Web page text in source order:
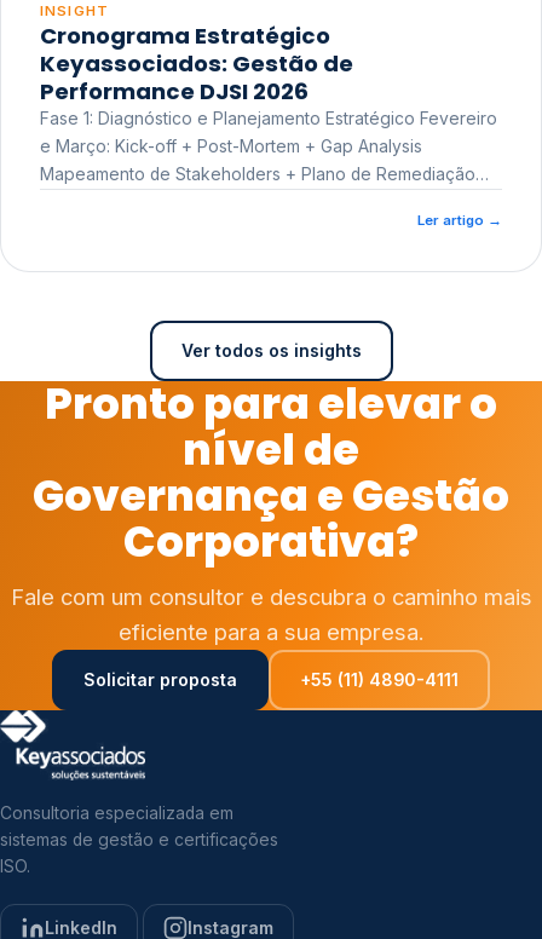
INSIGHT
Cronograma Estratégico
Keyassociados: Gestão de
Performance DJSI 2026
Fase 1: Diagnóstico e Planejamento Estratégico Fevereiro
e Março: Kick-off + Post-Mortem + Gap Analysis
Mapeamento de Stakeholders + Plano de Remediação
Ler artigo →
Ver todos os insights
Pronto para elevar o
nível de
Governança e Gestão
Corporativa?
Fale com um consultor e descubra o caminho mais
eficiente para a sua empresa.
Solicitar proposta +55 (11) 4890-4111
Consultoria especializada em
sistemas de gestão e certificações
ISO.
LinkedIn Instagram